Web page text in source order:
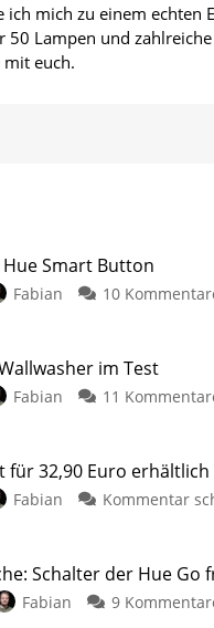
ich mich zu einem
Lampen und
mit euch.
Smart Button
Fabian 10
im Test
Fabian 11
für 32,90 Euro erhältlich
Fabian Kommentar
Schalter der Hue Go
Fabian 9